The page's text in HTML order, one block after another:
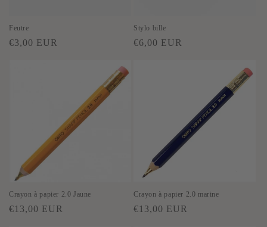
o
n
Feutre
Prix
€3,00 EUR
Stylo bille
Prix
€6,00 EUR
Crayon à papier 2.0 Jaune
Prix
€13,00 EUR
Crayon à papier 2.0 marine
Prix
€13,00 EUR